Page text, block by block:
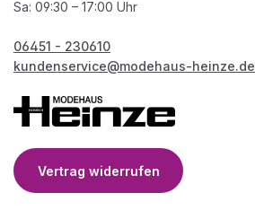
Sa: 09:30 – 17:00 Uhr
06451 - 230610
kundenservice@modehaus-heinze.de
Vertrag widerrufen